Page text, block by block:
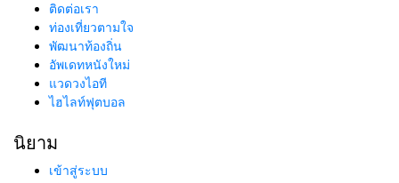
ติดต่อเรา
ท่องเที่ยวตามใจ
พัฒนาท้องถิ่น
อัพเดทหนังใหม่
แวดวงไอที
ไฮไลท์ฟุตบอล
นิยาม
เข้าสู่ระบบ